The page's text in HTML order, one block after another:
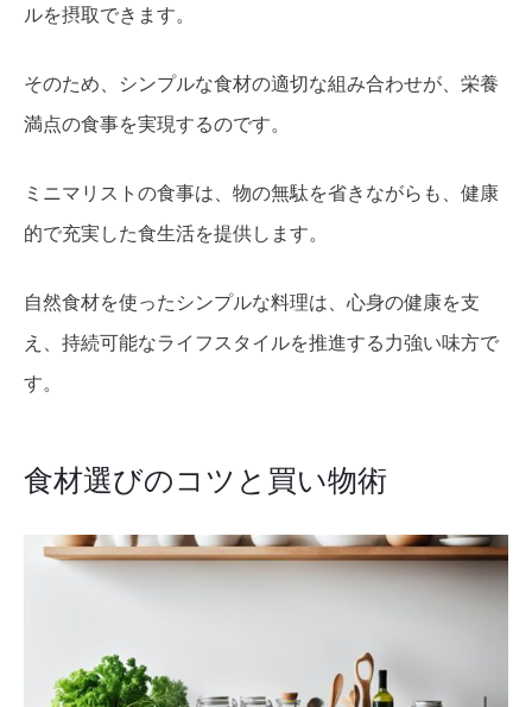
ルを摂取できます。
そのため、シンプルな食材の適切な組み合わせが、栄養
満点の食事を実現するのです。
ミニマリストの食事は、物の無駄を省きながらも、健康
的で充実した食生活を提供します。
自然食材を使ったシンプルな料理は、心身の健康を支
え、持続可能なライフスタイルを推進する力強い味方で
す。
食材選びのコツと買い物術